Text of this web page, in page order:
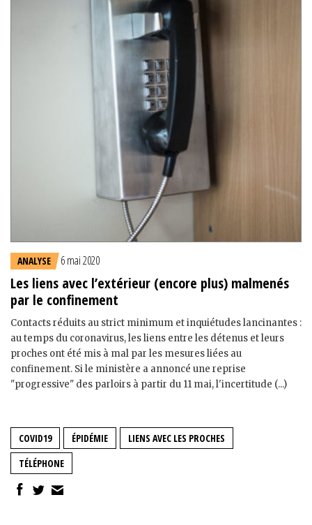
ANALYSE 6 mai 2020
Les liens avec l’extérieur (encore plus) malmenés
par le confinement
Contacts réduits au strict minimum et inquiétudes lancinantes :
au temps du coronavirus, les liens entre les détenus et leurs
proches ont été mis à mal par les mesures liées au
confinement. Si le ministère a annoncé une reprise
"progressive" des parloirs à partir du 11 mai, l'incertitude (...)
COVID19 ÉPIDÉMIE
LIENS AVEC LES PROCHES
TÉLÉPHONE